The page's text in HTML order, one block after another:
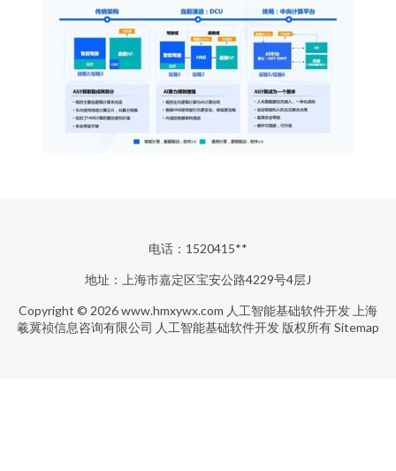
电话：1520415**
地址：上海市嘉定区宝安公路4229号4层J
Copyright © 2026www.hmxywx.com 人工智能基础软件开发 上海
羲冀祯信息咨询有限公司 人工智能基础软件开发 版权所有Sitemap